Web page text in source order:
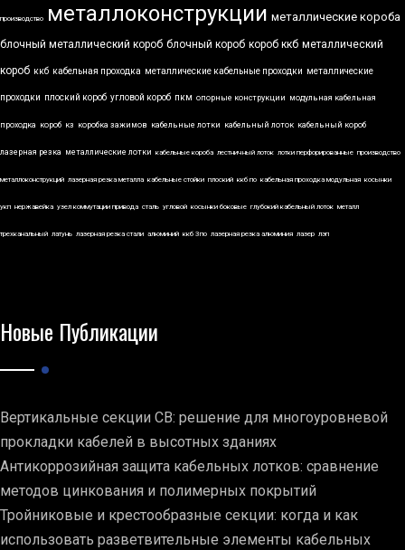
производство металлоконструкции металлические короба
блочный металлический короб блочный короб короб ккб металлический
короб ккб кабельная проходка металлические кабельные проходки металлические
проходки плоский короб угловой короб пкм опорные конструкции модульная кабельная
проходка короб кз коробка зажимов кабельные лотки кабельный лоток кабельный короб
лазерная резка металлические лотки кабельные короба лестничный лоток лотки перфорированные производство
металлоконструкций лазерная резка металла кабельные стойки плоский ккб по кабельная проходка модульная косынки
укп нержавейка узел коммутации привода сталь угловой косынки боковые глубокий кабельный лоток металл
трехканальный латунь лазерная резка стали алюминий ккб 3по лазерная резка алюминия лазер лэп
Новые Публикации
Вертикальные секции СВ: решение для многоуровневой
прокладки кабелей в высотных зданиях
Антикоррозийная защита кабельных лотков: сравнение
методов цинкования и полимерных покрытий
Тройниковые и крестообразные секции: когда и как
использовать разветвительные элементы кабельных